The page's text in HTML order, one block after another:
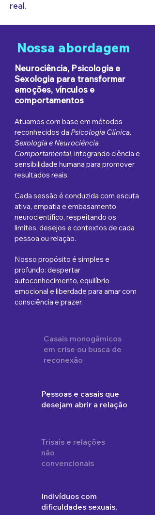
real.
Nossa abordagem
Neurociência, Psicologia e
Sexologia para transformar
emoções, vínculos e
comportamentos
Atuamos com base em métodos
reconhecidos da Psicologia Clínica,
Sexologia e Neurociência
Comportamental, integrando ciência e
sensibilidade humana para promover
resultados reais.
Cada sessão é conduzida com escuta
ativa, empatia e embasamento
neurocientífico, respeitando os
limites, desejos e contextos de cada
pessoa ou relação.
Nosso propósito é simples e
profundo: despertar
autoconhecimento, equilíbrio
emocional e liberdade para amar com
consciência e prazer.
Casais monogâmicos
em crise ou busca de
reconexão
Pessoas e casais que
desejam abrir a relação
Trisais e relações
não
convencionais
Indivíduos com
dificuldades sexuais,